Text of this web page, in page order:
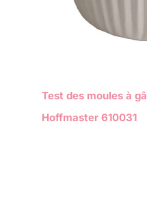
Test des moules à
Hoffmaster 610031